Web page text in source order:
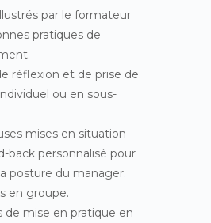
par le formateur
pratiques de
réflexion et de prise de
ou en sous-
mises en situation
back personnalisé pour
posture du manager.
en groupe.
de mise en pratique en